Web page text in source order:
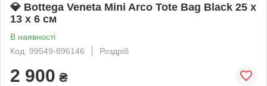
💎 Bottega Veneta Mini Arco Tote Bag Black 25 х
13 х 6 см
В наявності
Код: 99549-896146
Роздріб
2 900 ₴